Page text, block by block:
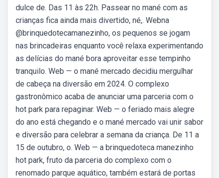
dulce de. Das 11 às 22h. Passear no mané com as
crianças fica ainda mais divertido, né,. Webna
@brinquedotecamanezinho, os pequenos se jogam
nas brincadeiras enquanto você relaxa experimentando
as delícias do mané bora aproveitar esse tempinho
tranquilo. Web — o mané mercado decidiu mergulhar
de cabeça na diversão em 2024. O complexo
gastronômico acaba de anunciar uma parceria com o
hot park para repaginar. Web — o feriado mais alegre
do ano está chegando e o mané mercado vai unir sabor
e diversão para celebrar a semana da criança. De 11 a
15 de outubro, o. Web — a brinquedoteca manezinho
hot park, fruto da parceria do complexo com o
renomado parque aquático, também estará de portas